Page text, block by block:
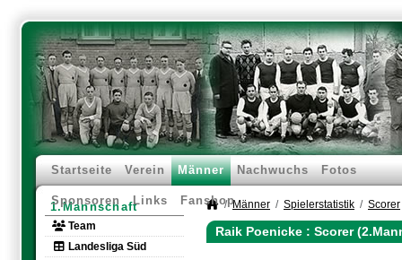
Startseite Verein Männer Nachwuchs Fotos
Sponsoren Links Fanshop
1.Mannschaft
Team
Landesliga Süd
Männer Spielerstatistik Scorer
Raik Poenicke : Scorer